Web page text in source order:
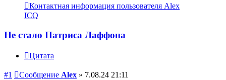
Контактная информация пользователя Alex
ICQ
Не стало Патриса Лаффона
Цитата
#1 Сообщение Alex » 7.08.24 21:11